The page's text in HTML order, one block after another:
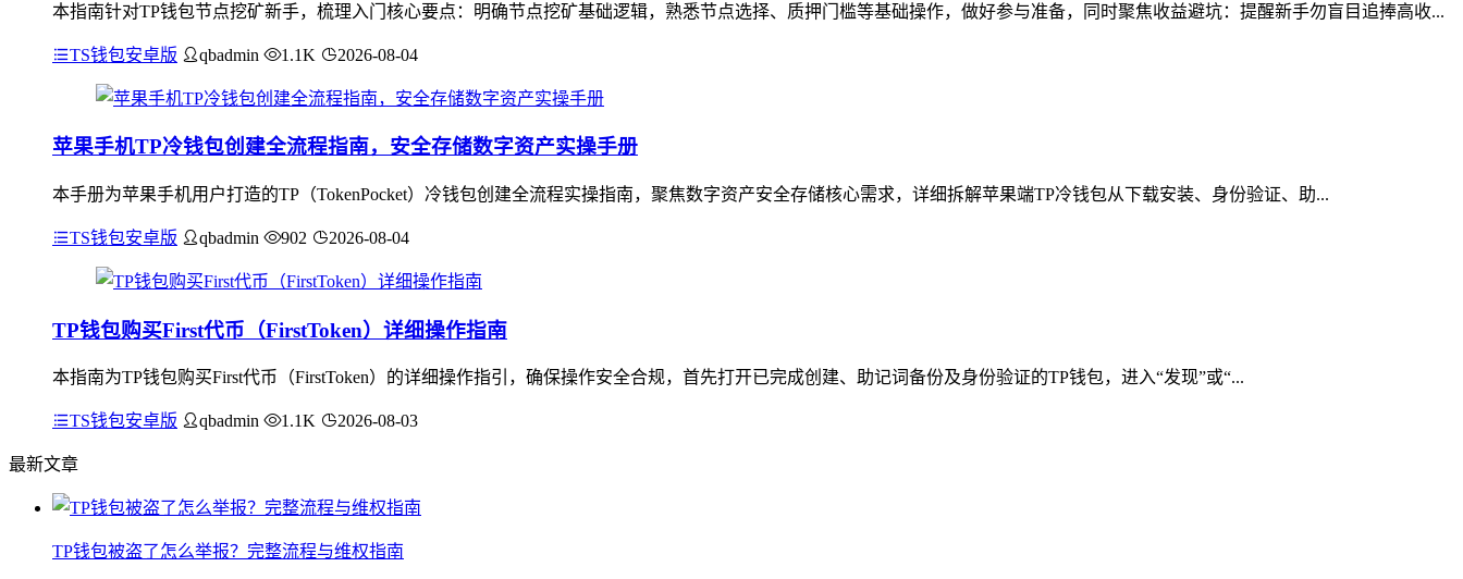
本指南针对TP钱包节点挖矿新手，梳理入门核心要点：明确节点挖矿基础逻辑，熟悉节点选择、质押门槛等基础操作，做好参与准备，同时聚焦收益避坑：提醒新手勿盲目追捧高收...
TS钱包安卓版 qbadmin 1.1K 2026-08-04
苹果手机TP冷钱包创建全流程指南，安全存储数字资产实操手册
本手册为苹果手机用户打造的TP（TokenPocket）冷钱包创建全流程实操指南，聚焦数字资产安全存储核心需求，详细拆解苹果端TP冷钱包从下载安装、身份验证、助...
TS钱包安卓版 qbadmin 902 2026-08-04
TP钱包购买First代币（FirstToken）详细操作指南
本指南为TP钱包购买First代币（FirstToken）的详细操作指引，确保操作安全合规，首先打开已完成创建、助记词备份及身份验证的TP钱包，进入“发现”或“...
TS钱包安卓版 qbadmin 1.1K 2026-08-03
最新文章
TP钱包被盗了怎么举报？完整流程与维权指南